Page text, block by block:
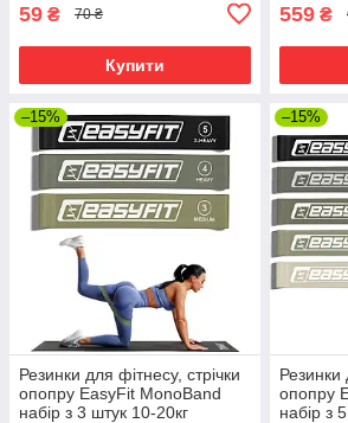
59 ₴ 70 ₴
Купити
559 ₴
–15%
Резинки для фітнесу, стрічки
опопру EasyFit MonoBand
набір з 3 штук 10-20кг
–15%
Резинки
опопру
набір з